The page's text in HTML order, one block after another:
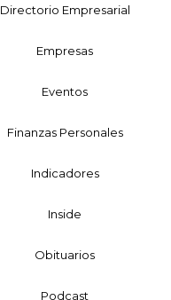
Directorio Empresarial
Empresas
Eventos
Finanzas Personales
Indicadores
Inside
Obituarios
Podcast